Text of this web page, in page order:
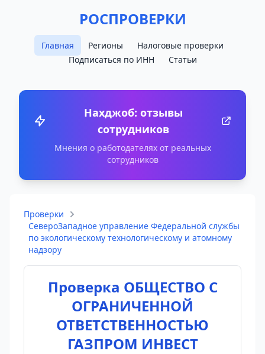
РОСПРОВЕРКИ
Главная Регионы
Налоговые проверки
Подписаться по ИНН
Статьи
Нахджоб: отзывы
сотрудников
Мнения о работодателях от реальных
сотрудников
Проверки
СевероЗападное управление Федеральной службы
по экологическому технологическому и атомному
надзору
Проверка ОБЩЕСТВО С
ОГРАНИЧЕННОЙ
ОТВЕТСТВЕННОСТЬЮ
ГАЗПРОМ ИНВЕСТ